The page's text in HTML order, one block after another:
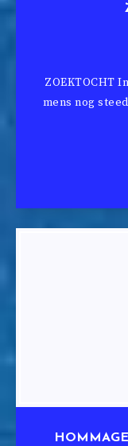
ZOEKTOCHT
mens nog